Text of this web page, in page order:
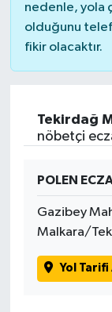
nedenle, yola
olduğunu
fikir olacaktır.
Tekirdağ
nöbetçi
POLEN
Gazibey
Malkara/
Yol Tarifi